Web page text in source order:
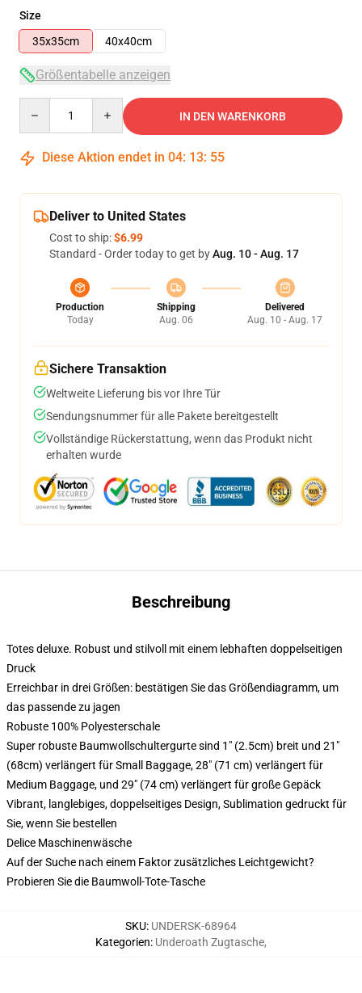
Size
35x35cm
40x40cm
Größentabelle anzeigen
IN DEN WARENKORB
Diese Aktion endet in 04: 13: 54
Deliver to United States
Cost to ship:$6.99
Standard - Order today to get byAug. 10 - Aug. 17
Production
Today
Shipping
Aug. 06
Delivered
Aug. 10 - Aug. 17
Sichere Transaktion
Weltweite Lieferung bis vor Ihre Tür
Sendungsnummer für alle Pakete bereitgestellt
Vollständige Rückerstattung, wenn das Produkt nicht
erhalten wurde
Beschreibung
Totes deluxe. Robust und stilvoll mit einem lebhaften doppelseitigen
Druck
Erreichbar in drei Größen: bestätigen Sie das Größendiagramm, um
das passende zu jagen
Robuste 100% Polyesterschale
Super robuste Baumwollschultergurte sind 1" (2.5cm) breit und 21"
(68cm) verlängert für Small Baggage, 28" (71 cm) verlängert für
Medium Baggage, und 29" (74 cm) verlängert für große Gepäck
Vibrant, langlebiges, doppelseitiges Design, Sublimation gedruckt für
Sie, wenn Sie bestellen
Delice Maschinenwäsche
Auf der Suche nach einem Faktor zusätzliches Leichtgewicht?
Probieren Sie die Baumwoll-Tote-Tasche
SKU: UNDERSK-68964
Kategorien: Underoath Zugtasche,